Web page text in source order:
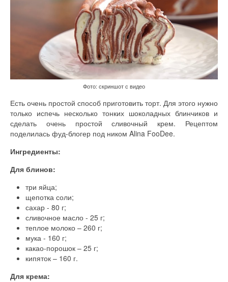
Фото: скриншот с видео
Есть очень простой способ приготовить торт. Для этого нужно
только испечь несколько тонких шоколадных блинчиков и
сделать очень простой сливочный крем. Рецептом
поделилась фуд-блогер под ником Alina FooDee.
Ингредиенты:
Для блинов:
три яйца;
щепотка соли;
сахар - 80 г;
сливочное масло - 25 г;
теплое молоко – 260 г;
мука - 160 г;
какао-порошок – 25 г;
кипяток – 160 г.
Для крема: